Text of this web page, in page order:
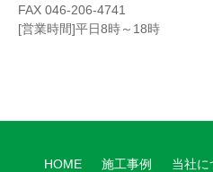
FAX 046-206-4741
[営業時間]平日8時～18時
HOME 施工事例 当社に